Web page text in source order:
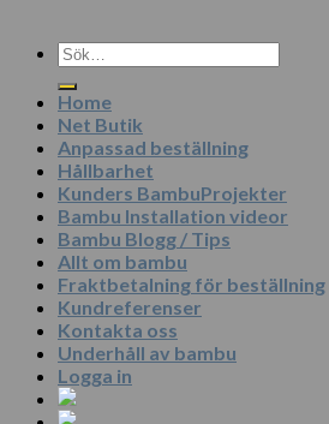
Sök
efter:
Home
Net Butik
Anpassad beställning
Hållbarhet
Kunders BambuProjekter
Bambu Installation videor
Bambu Blogg / Tips
Allt om bambu
Fraktbetalning för beställning
Kundreferenser
Kontakta oss
Underhåll av bambu
Logga in